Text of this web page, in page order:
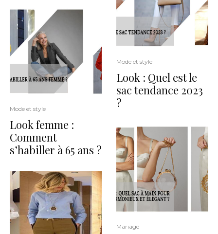
Mode et style
Look femme :
Comment
s’habiller à 65 ans ?
Mode et style
Look : Quel est le
sac tendance 2023
?
Mariage